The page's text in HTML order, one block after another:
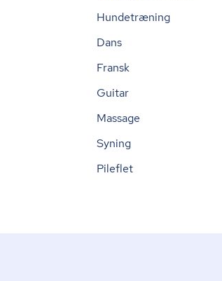
Hundetræning
Dans
Fransk
Guitar
Massage
Syning
Pileflet